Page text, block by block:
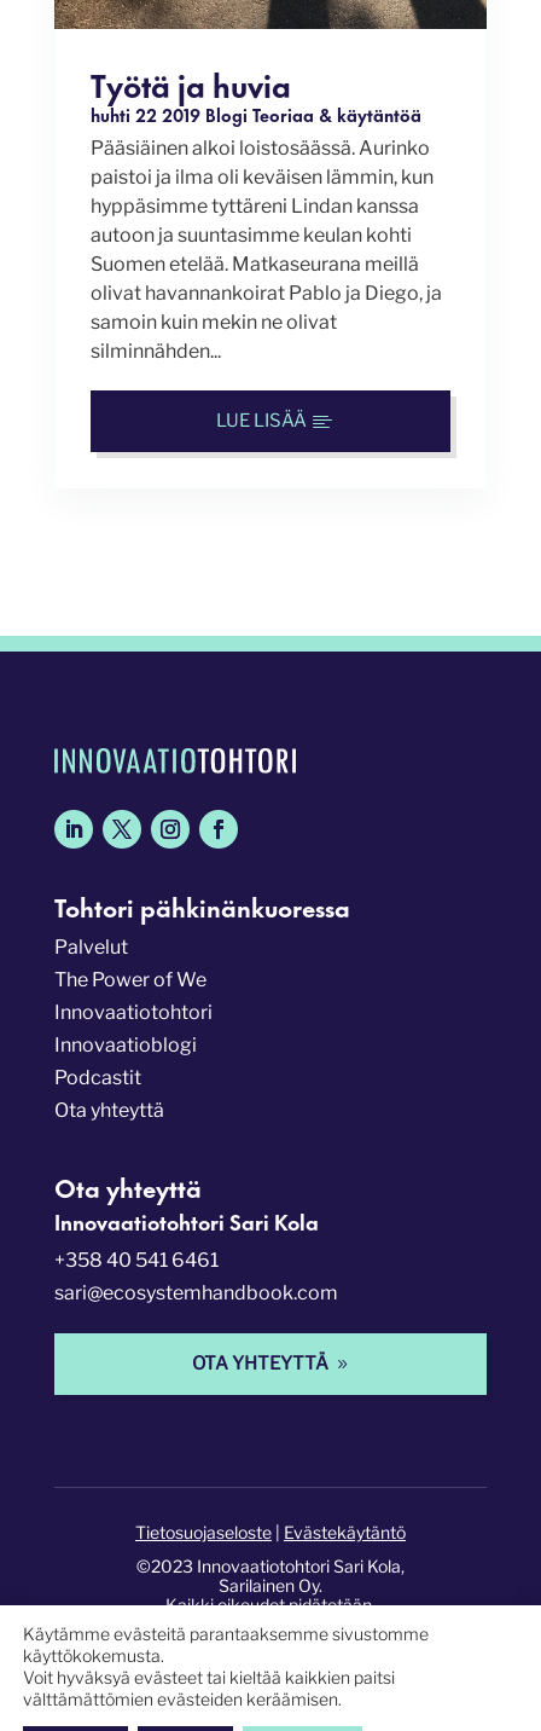
Työtä ja huvia
huhti 22 2019 Blogi Teoriaa & käytäntöä
Pääsiäinen alkoi loistosäässä. Aurinko
paistoi ja ilma oli keväisen lämmin, kun
hyppäsimme tyttäreni Lindan kanssa
autoon ja suuntasimme keulan kohti
Suomen etelää. Matkaseurana meillä
olivat havannankoirat Pablo ja Diego, ja
samoin kuin mekin ne olivat
silminnähden...
LUE LISÄÄ
Tohtori pähkinänkuoressa
Palvelut
The Power of We
Innovaatiotohtori
Innovaatioblogi
Podcastit
Ota yhteyttä
Ota yhteyttä
Innovaatiotohtori Sari Kola
+358 40 541 6461
sari@ecosystemhandbook.com
OTA YHTEYTTÄ
©2023 Innovaatiotohtori Sari Kola,
Sarilainen Oy.
Kaikki oikeudet pidätetään.
Sivusto:Pixelwork Studios.
Tietosuojaseloste| Evästekäytäntö
Käytämme evästeitä parantaaksemme sivustomme
käyttökokemusta.
Voit hyväksyä evästeet tai kieltää kaikkien paitsi
välttämättömien evästeiden keräämisen.